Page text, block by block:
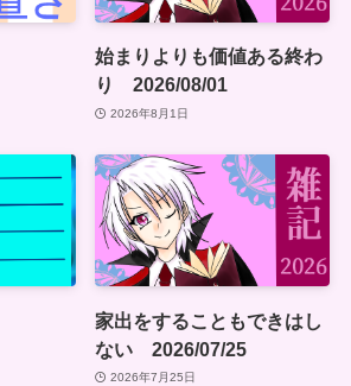
始まりよりも価値ある終わ
り 2026/08/01
2026年8月1日
家出をすることもできはし
ない 2026/07/25
2026年7月25日